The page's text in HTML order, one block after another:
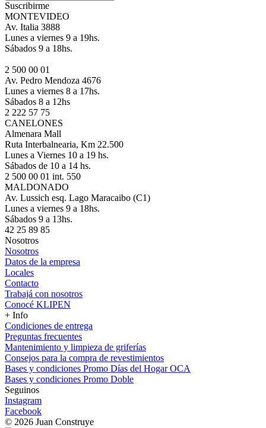
Suscribirme
MONTEVIDEO
Av. Italia 3888
Lunes a viernes 9 a 19hs.
Sábados 9 a 18hs.
2 500 00 01
Av. Pedro Mendoza 4676
Lunes a viernes 8 a 17hs.
Sábados 8 a 12hs
2 222 57 75
CANELONES
Almenara Mall
Ruta Interbalnearia, Km 22.500
Lunes a Viernes 10 a 19 hs.
Sábados de 10 a 14 hs.
2 500 00 01 int. 550
MALDONADO
Av. Lussich esq. Lago Maracaibo (C1)
Lunes a viernes 9 a 18hs.
Sábados 9 a 13hs.
42 25 89 85
Nosotros
Nosotros
Datos de la empresa
Locales
Contacto
Trabajá con nosotros
Conocé KLIPEN
+ Info
Condiciones de entrega
Preguntas frecuentes
Mantenimiento y limpieza de griferías
Consejos para la compra de revestimientos
Bases y condiciones Promo Días del Hogar OCA
Bases y condiciones Promo Doble
Seguinos
Instagram
Facebook
© 2026 Juan Construye